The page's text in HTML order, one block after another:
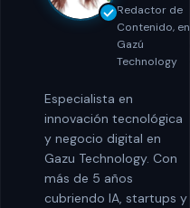
Redactor de
Contenido, en
Gazú
Technology
Especialista en
innovación tecnológica
y negocio digital en
Gazu Technology. Con
más de 5 años
cubriendo IA, startups y